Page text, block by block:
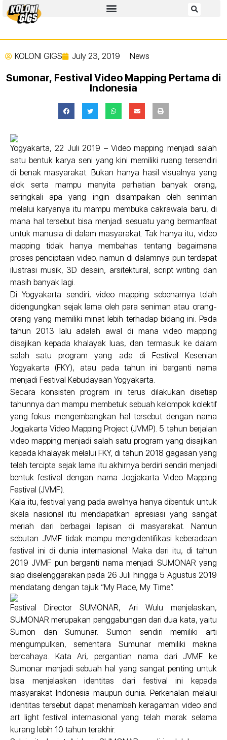
KOLONI GIGS July 23, 2019 News
Sumonar, Festival Video Mapping Pertama di
Indonesia
Yogyakarta, 22 Juli 2019 – Video mapping menjadi salah
satu bentuk karya seni yang kini memiliki ruang tersendiri
di benak masyarakat. Bukan hanya hasil visualnya yang
elok serta mampu menyita perhatian banyak orang,
seringkali apa yang ingin disampaikan oleh seniman
melalui karyanya itu mampu membuka cakrawala baru, di
mana hal tersebut bisa menjadi sesuatu yang bermanfaat
untuk manusia di dalam masyarakat. Tak hanya itu, video
mapping tidak hanya membahas tentang bagaimana
proses penciptaan video, namun di dalamnya pun terdapat
ilustrasi musik, 3D desain, arsitektural, script writing dan
masih banyak lagi.
Di Yogyakarta sendiri, video mapping sebenarnya telah
didengungkan sejak lama oleh para seniman atau orang-
orang yang memiliki minat lebih terhadap bidang ini. Pada
tahun 2013 lalu adalah awal di mana video mapping
disajikan kepada khalayak luas, dan termasuk ke dalam
salah satu program yang ada di Festival Kesenian
Yogyakarta (FKY), atau pada tahun ini berganti nama
menjadi Festival Kebudayaan Yogyakarta.
Secara konsisten program ini terus dilakukan disetiap
tahunnya dan mampu membetuk sebuah kelompok kolektif
yang fokus mengembangkan hal tersebut dengan nama
Jogjakarta Video Mapping Project (JVMP). 5 tahun berjalan
video mapping menjadi salah satu program yang disajikan
kepada khalayak melalui FKY, di tahun 2018 gagasan yang
telah tercipta sejak lama itu akhirnya berdiri sendiri menjadi
bentuk festival dengan nama Jogjakarta Video Mapping
Festival (JVMF).
Kala itu, festival yang pada awalnya hanya dibentuk untuk
skala nasional itu mendapatkan apresiasi yang sangat
meriah dari berbagai lapisan di masyarakat. Namun
sebutan JVMF tidak mampu mengidentifikasi keberadaan
festival ini di dunia internasional. Maka dari itu, di tahun
2019 JVMF pun berganti nama menjadi SUMONAR yang
siap diselenggarakan pada 26 Juli hingga 5 Agustus 2019
mendatang dengan tajuk “My Place, My Time”.
Festival Director SUMONAR, Ari Wulu menjelaskan,
SUMONAR merupakan penggabungan dari dua kata, yaitu
Sumon dan Sumunar. Sumon sendiri memiliki arti
mengumpulkan, sementara Sumunar memiliki makna
bercahaya. Kata Ari, pergantian nama dari JVMF ke
Sumonar menjadi sebuah hal yang sangat penting untuk
bisa menjelaskan identitas dari festival ini kepada
masyarakat Indonesia maupun dunia. Perkenalan melalui
identitas tersebut dapat menambah keragaman video and
art light festival internasional yang telah marak selama
kurang lebih 10 tahun terakhir.